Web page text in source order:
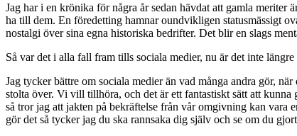
Jag har i en krönika för några år sedan hävdat att gamla
ha till dem. En föredetting hamnar oundvikligen statusmässigt
nostalgi över sina egna historiska bedrifter. Det blir en slags
Så var det i alla fall fram tills sociala medier, nu är det inte
Jag tycker bättre om sociala medier än vad många andra gör,
stolta över. Vi vill tillhöra, och det är ett fantastiskt sätt att
så tror jag att jakten på bekräftelse från vår omgivning kan
gör det så tycker jag du ska rannsaka dig själv och se om du